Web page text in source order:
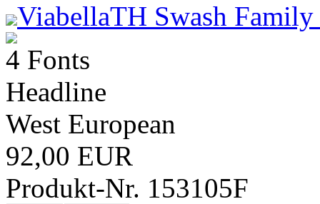
ViabellaTH Swash Family
4 Fonts
Headline
West European
92,00 EUR
Produkt-Nr. 153105F